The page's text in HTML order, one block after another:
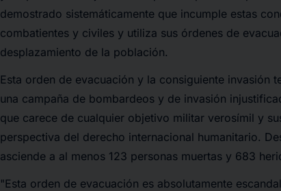
demostrado sistemáticamente que incumple estas
combatientes y civiles y utiliza sus órdenes de
desplazamiento de la población.
Esta orden de evacuación y la consiguiente invasión
una campaña de bombardeos y de invasión
que carece de cualquier objetivo militar verosímil y
perspectiva del derecho internacional humanitario.
asciende a al menos 123 personas muertas y 683
"Esta orden de evacuación es absolutamente